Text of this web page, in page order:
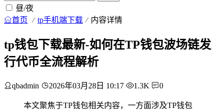
昼/夜
首页 tp手机端下载 内容详情
tp钱包下载最新-如何在TP钱包波场链发
行代币全流程解析
qbadmin 2026年03月28日 10:17 1.3K 0
本文聚焦于TP钱包相关内容，一方面涉及TP钱包